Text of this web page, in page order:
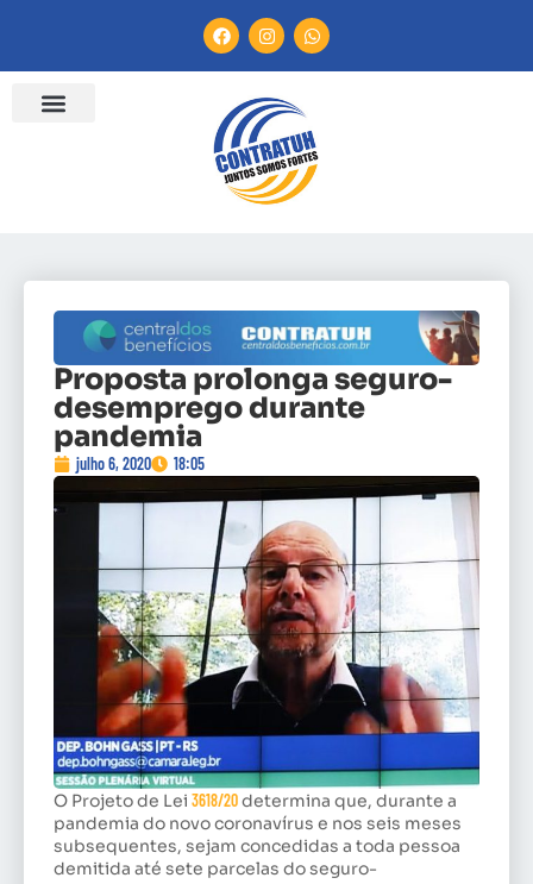
Proposta prolonga seguro-
desemprego durante
pandemia
julho 6, 2020 18:05
O Projeto de Lei 3618/20determina que, durante a
pandemia do novo coronavírus e nos seis meses
subsequentes, sejam concedidas a toda pessoa
demitida até sete parcelas do seguro-